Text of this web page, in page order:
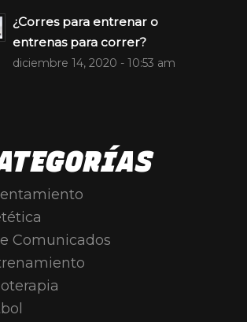
¿Corres para entrenar o
entrenas para correr?
diciembre 14, 2020 - 10:53 am
Comunicados